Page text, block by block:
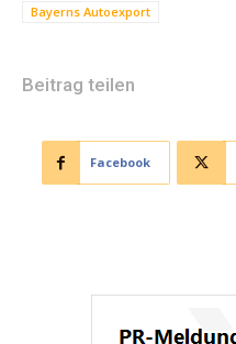
Bayerns Autoexport
Beitrag teilen
Facebook